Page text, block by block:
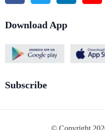
Download App
Subscribe
© Copyright